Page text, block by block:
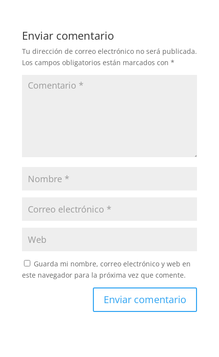
Enviar comentario
Tu dirección de correo electrónico no será publicada.
Los campos obligatorios están marcados con *
Guarda mi nombre, correo electrónico y web en
este navegador para la próxima vez que comente.